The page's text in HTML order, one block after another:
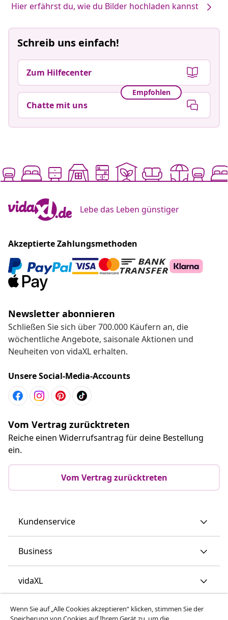
Hier erfährst du, wie du Bilder hochladen kannst
Schreib uns einfach!
Zum Hilfecenter
Empfohlen
Chatte mit uns
Lebe das Leben günstiger
Akzeptierte Zahlungsmethoden
Newsletter abonnieren
Schließen Sie sich über 700.000 Käufern an, die
wöchentliche Angebote, saisonale Aktionen und
Neuheiten von vidaXL erhalten.
Unsere Social-Media-Accounts
Vom Vertrag zurücktreten
Reiche einen Widerrufsantrag für deine Bestellung
ein.
Vom Vertrag zurücktreten
Kundenservice
Business
vidaXL
Mehr entdecken
Wenn Sie auf „Alle Cookies akzeptieren“ klicken, stimmen Sie der